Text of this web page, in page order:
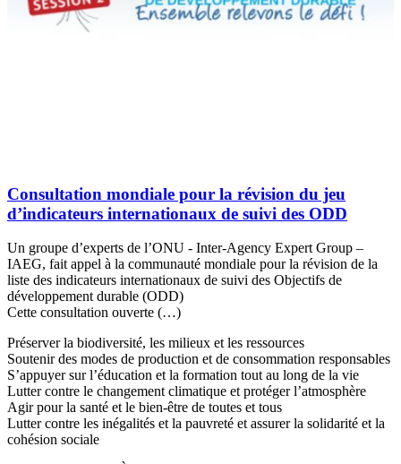
Consultation mondiale pour la révision du jeu
d’indicateurs internationaux de suivi des ODD
Un groupe d’experts de l’ONU - Inter-Agency Expert Group –
IAEG, fait appel à la communauté mondiale pour la révision de la
liste des indicateurs internationaux de suivi des Objectifs de
développement durable (ODD)
Cette consultation ouverte (…)
Préserver la biodiversité, les milieux et les ressources
Soutenir des modes de production et de consommation responsables
S’appuyer sur l’éducation et la formation tout au long de la vie
Lutter contre le changement climatique et protéger l’atmosphère
Agir pour la santé et le bien-être de toutes et tous
Lutter contre les inégalités et la pauvreté et assurer la solidarité et la
cohésion sociale